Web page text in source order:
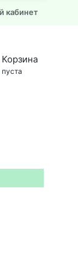
кабинет
Корзина
пуста